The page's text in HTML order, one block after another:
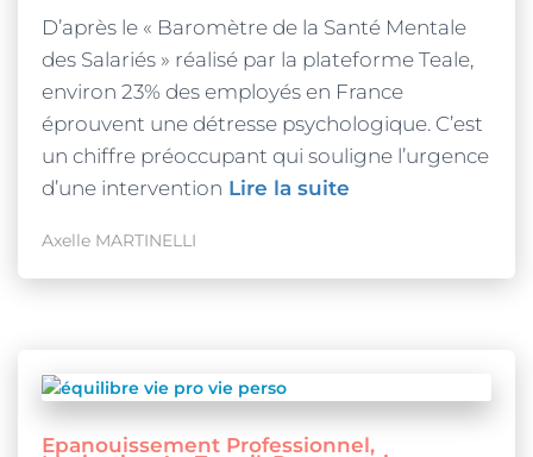
D’après le « Baromètre de la Santé Mentale
des Salariés » réalisé par la plateforme Teale,
environ 23% des employés en France
éprouvent une détresse psychologique. C’est
un chiffre préoccupant qui souligne l’urgence
d’une intervention Lire la suite
Axelle MARTINELLI
Epanouissement Professionnel